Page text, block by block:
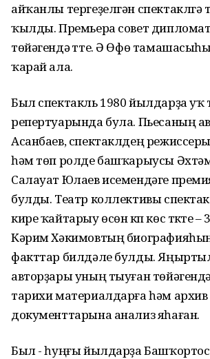
айҡанлы тергеҙелгән
ҡылды. Премьера совет
төйәгендә үтте. Ә Өфө
ҡарай ала.
Был спектакль 1980 йылдарҙа уҡ
репертуарында була. Пьесаның
Асанбаев, спектаклдең
һәм төп ролде башҡарыусы
Салауат Юлаев исемендәге
булды. Театр коллективы
кире ҡайтарыу өсөн күп көс түкте
Кәрим Хәкимовтың
факттар билдәле булды.
авторҙары уның тыуған
тарихи материалдарға һәм архив
документтарына анализ яһаған.
Был - һуңғы йылдарҙа